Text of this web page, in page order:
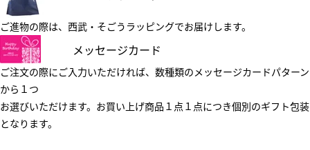
ご進物の際は、西武・そごうラッピングでお届けします。
メッセージカード
ご注文の際にご入力いただければ、数種類のメッセージカードパターン
から１つ
お選びいただけます。お買い上げ商品１点１点につき個別のギフト包装
となります。